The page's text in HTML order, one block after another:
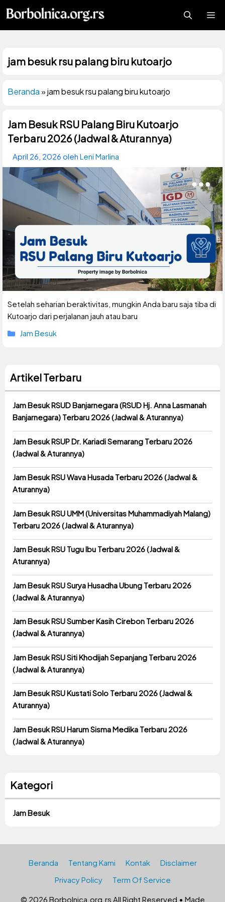
Langsung
ke
isi
jam besuk rsu palang biru kutoarjo
Beranda»jam besuk rsu palang biru kutoarjo
Jam Besuk RSU Palang Biru Kutoarjo
Terbaru 2026 (Jadwal & Aturannya)
April 26, 2026 oleh Leni Marlina
Setelah seharian beraktivitas, mungkin Anda baru saja tiba di
Kutoarjo dari perjalanan jauh atau baru
Kategori
Jam Besuk
Artikel Terbaru
Jam Besuk RSUD Banjarnegara (RSUD Hj. Anna Lasmanah
Banjarnegara) Terbaru 2026 (Jadwal & Aturannya)
Jam Besuk RSUP Dr. Kariadi Semarang Terbaru 2026
(Jadwal & Aturannya)
Jam Besuk RSU Wava Husada Terbaru 2026 (Jadwal &
Aturannya)
Jam Besuk RSU UMM (Universitas Muhammadiyah Malang)
Terbaru 2026 (Jadwal & Aturannya)
Jam Besuk RSU Tugu Ibu Terbaru 2026 (Jadwal &
Aturannya)
Jam Besuk RSU Surya Husadha Ubung Terbaru 2026
(Jadwal & Aturannya)
Jam Besuk RSU Sumber Kasih Cirebon Terbaru 2026
(Jadwal & Aturannya)
Jam Besuk RSU Siti Khodijah Sepanjang Terbaru 2026
(Jadwal & Aturannya)
Jam Besuk RSU Kustati Solo Terbaru 2026 (Jadwal &
Aturannya)
Jam Besuk RSU Harum Sisma Medika Terbaru 2026
(Jadwal & Aturannya)
Kategori
Jam Besuk
Beranda Tentang Kami Kontak
Disclaimer
Privacy Policy
Term Of Service
© 2026 Borbolnica.org.rs All Right Reserved • Made